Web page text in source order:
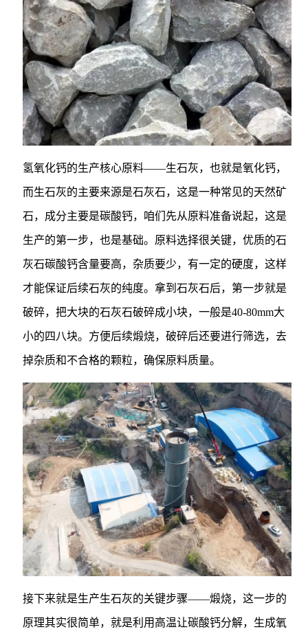
氢氧化钙的生产核心原料——生石灰，也就是氧化钙，
而生石灰的主要来源是石灰石，这是一种常见的天然矿
石，成分主要是碳酸钙，咱们先从原料准备说起，这是
生产的第一步，也是基础。原料选择很关键，优质的石
灰石碳酸钙含量要高，杂质要少，有一定的硬度，这样
才能保证后续石灰的纯度。拿到石灰石后，第一步就是
破碎，把大块的石灰石破碎成小块，一般是40-80mm大
小的四八块。方便后续煅烧，破碎后还要进行筛选，去
掉杂质和不合格的颗粒，确保原料质量。
接下来就是生产生石灰的关键步骤——煅烧，这一步的
原理其实很简单，就是利用高温让碳酸钙分解，生成氧